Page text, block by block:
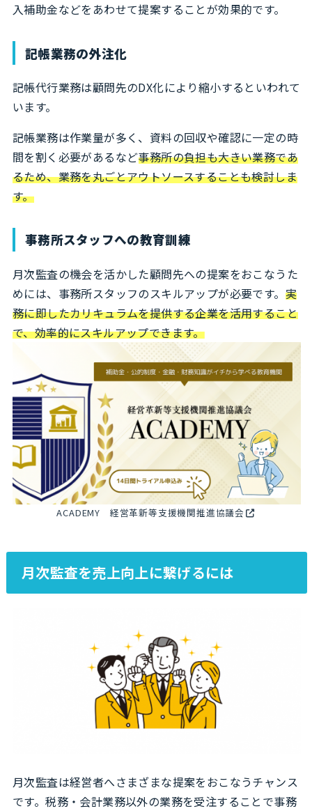
入補助金などをあわせて提案することが効果的です。
記帳業務の外注化
記帳代行業務は顧問先のDX化により縮小するといわれて
います。
記帳業務は作業量が多く、資料の回収や確認に一定の時
間を割く必要があるなど事務所の負担も大きい業務であ
るため、業務を丸ごとアウトソースすることも検討しま
す。
事務所スタッフへの教育訓練
月次監査の機会を活かした顧問先への提案をおこなうた
めには、事務所スタッフのスキルアップが必要です。 実
務に即したカリキュラムを提供する企業を活用すること
で、効率的にスキルアップできます。
ACADEMY 経営革新等支援機関推進協議会
月次監査を売上向上に繋げるには
月次監査は経営者へさまざまな提案をおこなうチャンス
です。税務・会計業務以外の業務を受注することで事務